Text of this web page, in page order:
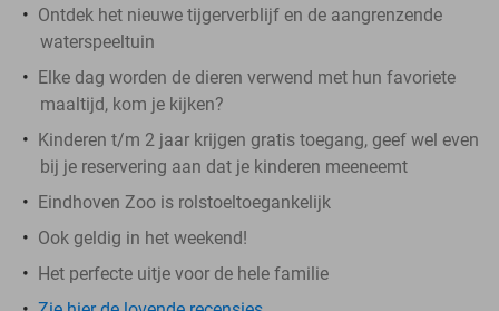
Ontdek het nieuwe tijgerverblijf en de aangrenzende
waterspeeltuin
Elke dag worden de dieren verwend met hun favoriete
maaltijd, kom je kijken?
Kinderen t/m 2 jaar krijgen gratis toegang, geef wel even
bij je reservering aan dat je kinderen meeneemt
Eindhoven Zoo is rolstoeltoegankelijk
Ook geldig in het weekend!
Het perfecte uitje voor de hele familie